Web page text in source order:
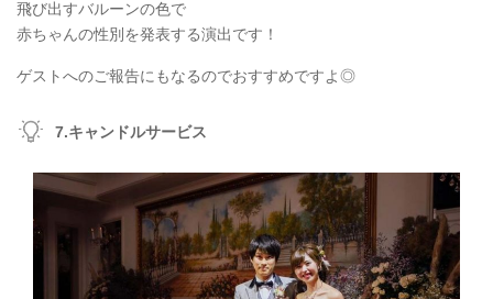
飛び出すバルーンの色で
赤ちゃんの性別を発表する演出です！
ゲストへのご報告にもなるのでおすすめですよ◎
7.キャンドルサービス